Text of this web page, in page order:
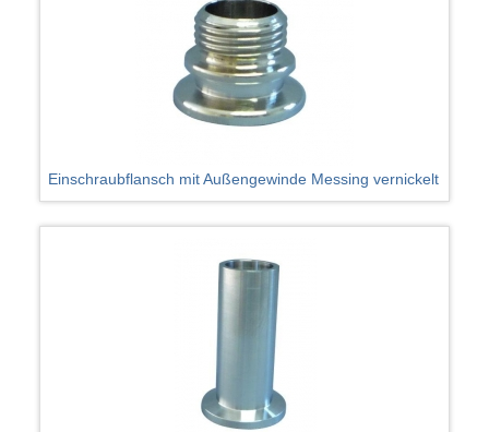
Einschraubflansch mit Außengewinde Messing vernickelt